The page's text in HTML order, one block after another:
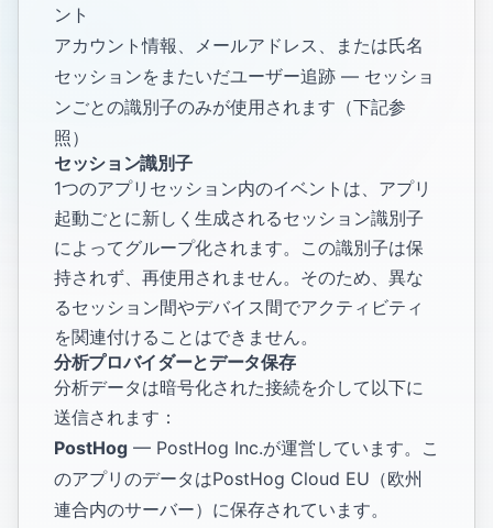
ント
アカウント情報、メールアドレス、または氏名
セッションをまたいだユーザー追跡 — セッショ
ンごとの識別子のみが使用されます（下記参
照）
セッション識別子
1つのアプリセッション内のイベントは、アプリ
起動ごとに新しく生成されるセッション識別子
によってグループ化されます。この識別子は保
持されず、再使用されません。そのため、異な
るセッション間やデバイス間でアクティビティ
を関連付けることはできません。
分析プロバイダーとデータ保存
分析データは暗号化された接続を介して以下に
送信されます：
PostHog — PostHog Inc.が運営しています。こ
のアプリのデータはPostHog Cloud EU（欧州
連合内のサーバー）に保存されています。